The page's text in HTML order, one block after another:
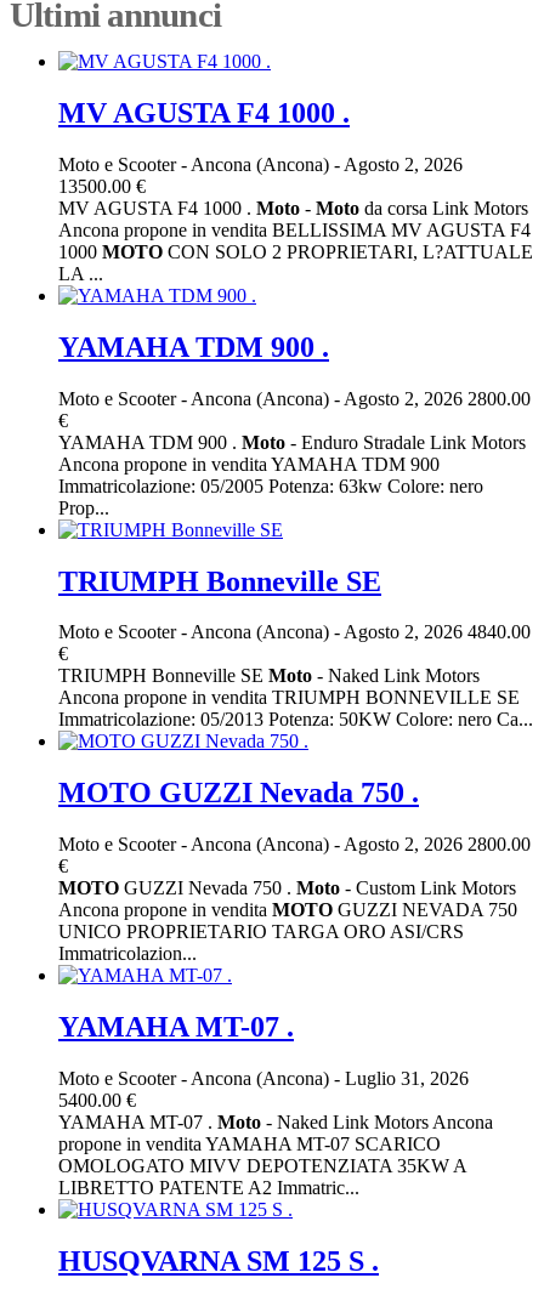
Ultimi annunci
MV AGUSTA F4 1000 .
Moto e Scooter- Ancona (Ancona) - Agosto 2, 2026
13500.00 €
MV AGUSTA F4 1000 . Moto - Moto da corsa Link Motors
Ancona propone in vendita BELLISSIMA MV AGUSTA F4
1000 MOTO CON SOLO 2 PROPRIETARI, L?ATTUALE
LA ...
YAMAHA TDM 900 .
Moto e Scooter- Ancona (Ancona) - Agosto 2, 2026 2800.00
€
YAMAHA TDM 900 . Moto - Enduro Stradale Link Motors
Ancona propone in vendita YAMAHA TDM 900
Immatricolazione: 05/2005 Potenza: 63kw Colore: nero
Prop...
TRIUMPH Bonneville SE
Moto e Scooter-Ancona (Ancona) -Agosto 2, 2026 4840.00
€
TRIUMPH Bonneville SE Moto - Naked Link Motors
Ancona propone in vendita TRIUMPH BONNEVILLE SE
Immatricolazione: 05/2013 Potenza: 50KW Colore: nero Ca...
MOTO GUZZI Nevada 750 .
Moto e Scooter- Ancona (Ancona) - Agosto 2, 2026 2800.00
€
MOTO GUZZI Nevada 750 . Moto - Custom Link Motors
Ancona propone in vendita MOTO GUZZI NEVADA 750
UNICO PROPRIETARIO TARGA ORO ASI/CRS
Immatricolazion...
YAMAHA MT-07 .
Moto e Scooter- Ancona (Ancona) - Luglio 31, 2026
5400.00 €
YAMAHA MT-07 . Moto - Naked Link Motors Ancona
propone in vendita YAMAHA MT-07 SCARICO
OMOLOGATO MIVV DEPOTENZIATA 35KW A
LIBRETTO PATENTE A2 Immatric...
HUSQVARNA SM 125 S .